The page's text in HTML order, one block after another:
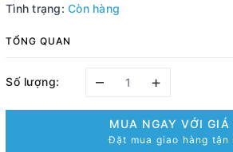
Tình trạng: Còn hàng
TỔNG QUAN
Số lượng: – +
MUA NGAY VỚI GIÁ
Đặt mua giao hàng tận